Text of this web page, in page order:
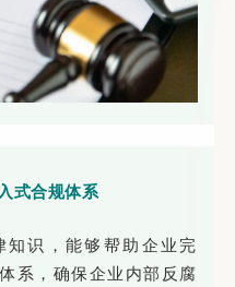
式合规体系
识，能够帮助企业完
系，确保企业内部反腐